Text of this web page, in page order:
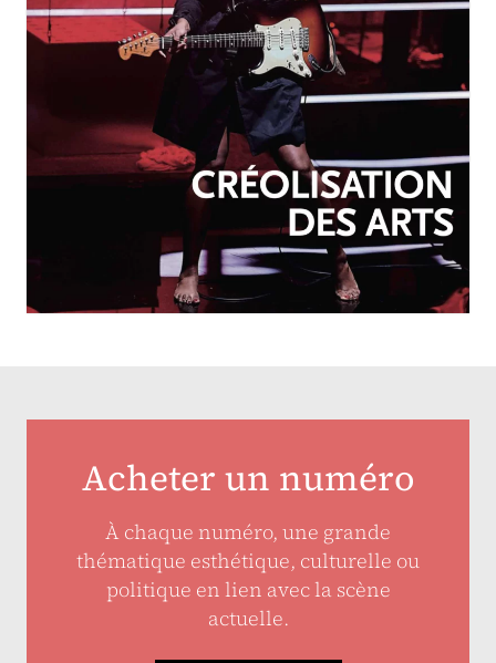
OCTOBRE-DÉCEMBRE 2025
Créolisation des arts
Acheter un numéro
À chaque numéro, une grande
thématique esthétique, culturelle ou
politique en lien avec la scène
actuelle.